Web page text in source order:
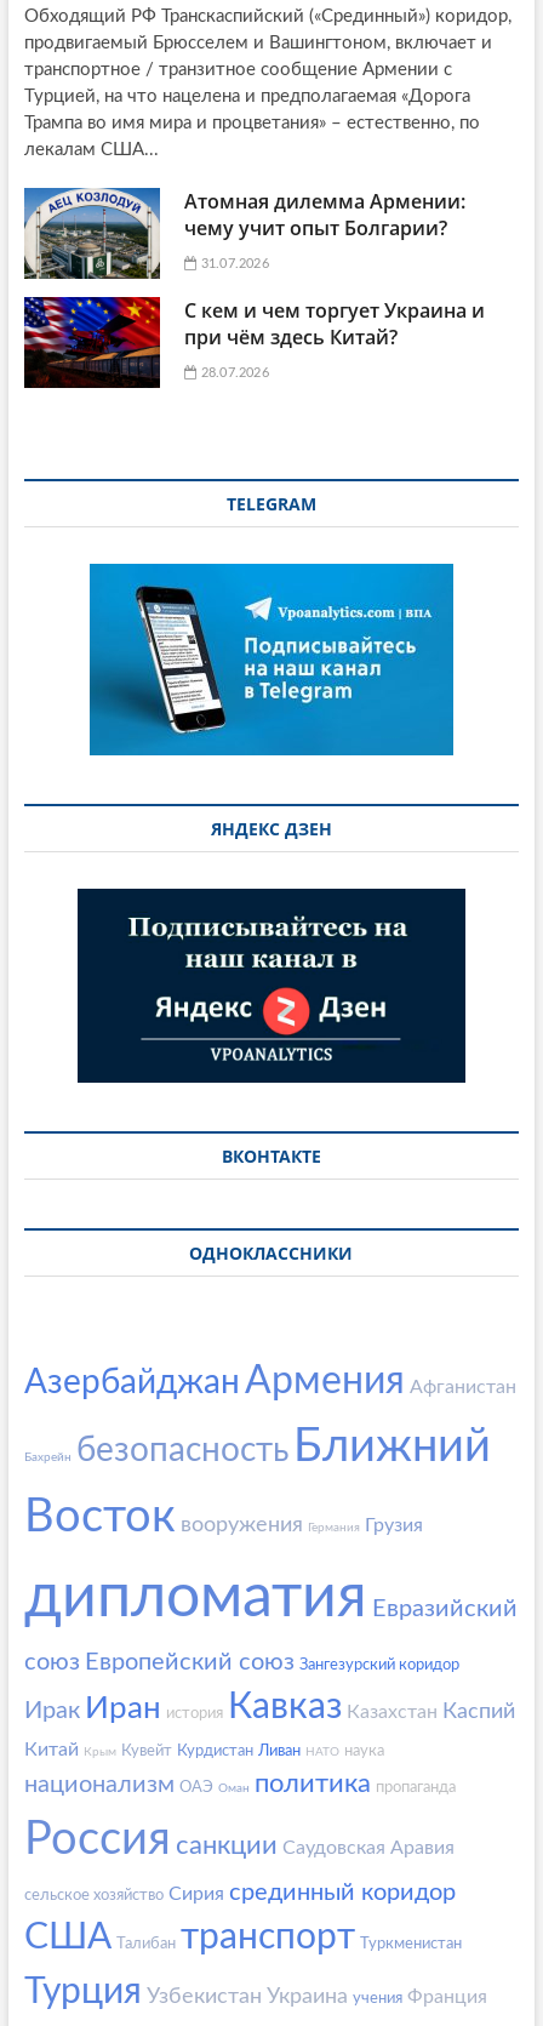
Обходящий РФ Транскаспийский («Срединный») коридор,
продвигаемый Брюсселем и Вашингтоном, включает и
транспортное / транзитное сообщение Армении с
Турцией, на что нацелена и предполагаемая «Дорога
Трампа во имя мира и процветания» – естественно, по
лекалам США...
Атомная дилемма Армении:
чему учит опыт Болгарии?
31.07.2026
С кем и чем торгует Украина и
при чём здесь Китай?
28.07.2026
TELEGRAM
ЯНДЕКС ДЗЕН
ВКОНТАКТЕ
ОДНОКЛАССНИКИ
Азербайджан Армения Афганистан
Бахрейн безопасность Ближний
Восток вооружения Германия Грузия
дипломатия Евразийский
союз Европейский союз Зангезурский коридор
Ирак Иран история Кавказ Казахстан Каспий
Китай Крым Кувейт Курдистан Ливан НАТО наука
национализм ОАЭ Оман политика пропаганда
Россия санкции Саудовская Аравия
сельское хозяйство Сирия срединный коридор
США Талибан транспорт Туркменистан
Турция Узбекистан Украина учения Франция